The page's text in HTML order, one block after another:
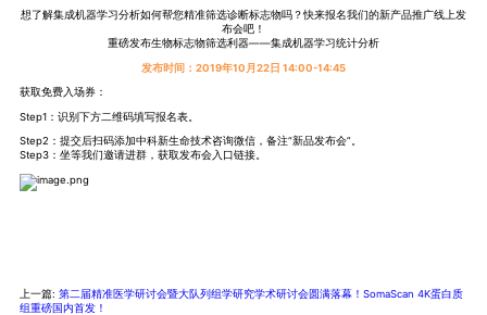
想了解集成机器学习分析如何帮您精准筛选诊断标志物吗？快来报名我们的新产品推广线上发
布会吧！
重磅发布生物标志物筛选利器——集成机器学习统计分析
发布时间：2019年10月22日 14:00-14:45
获取免费入场券：
Step1：识别下方二维码填写报名表。
Step2：提交后扫码添加中科新生命技术咨询微信，备注“新品发布会”。
Step3：坐等我们邀请进群，获取发布会入口链接。
上一篇: 第二届精准医学研讨会暨大队列组学研究学术研讨会圆满落幕！SomaScan 4K蛋白质
组重磅国内首发！